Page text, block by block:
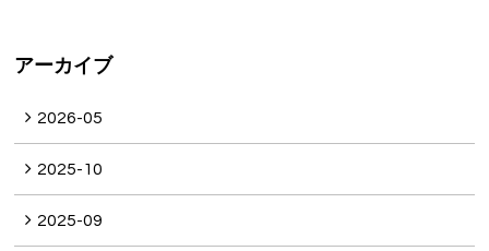
アーカイブ
2026-05
2025-10
2025-09